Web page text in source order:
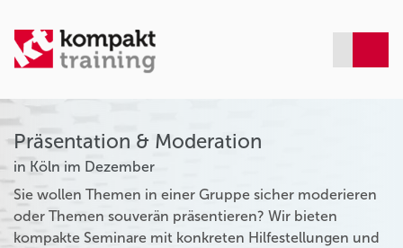
Präsentation & Moderation
in Köln im Dezember
Sie wollen Themen in einer Gruppe sicher moderieren
oder Themen souverän präsentieren? Wir bieten
kompakte Seminare mit konkreten Hilfestellungen und